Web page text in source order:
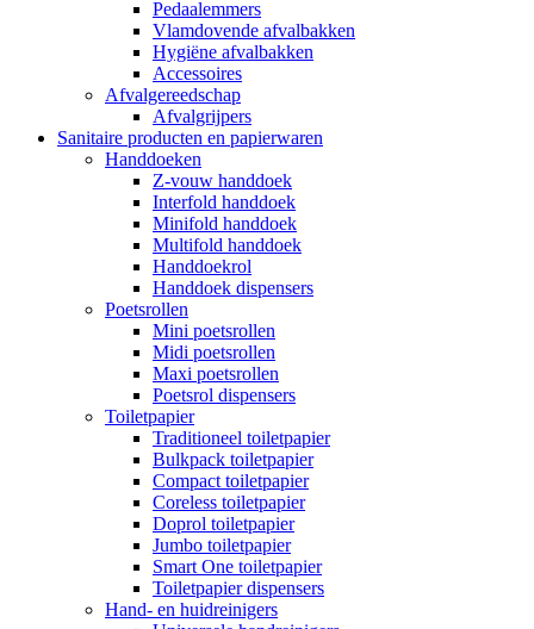
Pedaalemmers
Vlamdovende afvalbakken
Hygiëne afvalbakken
Accessoires
Afvalgereedschap
Afvalgrijpers
Sanitaire producten en papierwaren
Handdoeken
Z-vouw handdoek
Interfold handdoek
Minifold handdoek
Multifold handdoek
Handdoekrol
Handdoek dispensers
Poetsrollen
Mini poetsrollen
Midi poetsrollen
Maxi poetsrollen
Poetsrol dispensers
Toiletpapier
Traditioneel toiletpapier
Bulkpack toiletpapier
Compact toiletpapier
Coreless toiletpapier
Doprol toiletpapier
Jumbo toiletpapier
Smart One toiletpapier
Toiletpapier dispensers
Hand- en huidreinigers